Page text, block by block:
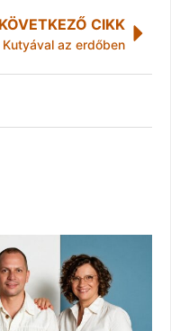
KÖVETKEZŐ CIKK
Kutyával az erdőben